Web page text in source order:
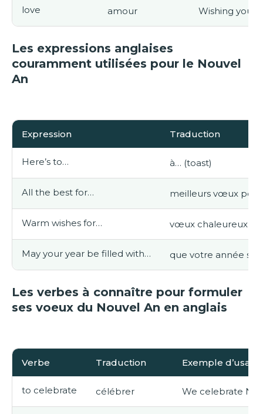
love amour Wishing you
Les expressions anglaises
couramment utilisées pour le Nouvel
An
Expression Traduction
Here’s to… à… (toast)
All the best for… meilleurs vœux
Warm wishes for… vœux chaleureux
May your year be filled with… que votre année
Les verbes à connaître pour formuler
ses voeux du Nouvel An en anglais
Verbe Traduction Exemple
to celebrate célébrer We celebrate